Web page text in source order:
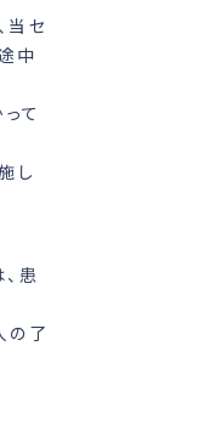
当セ
中
て
し
患
の了